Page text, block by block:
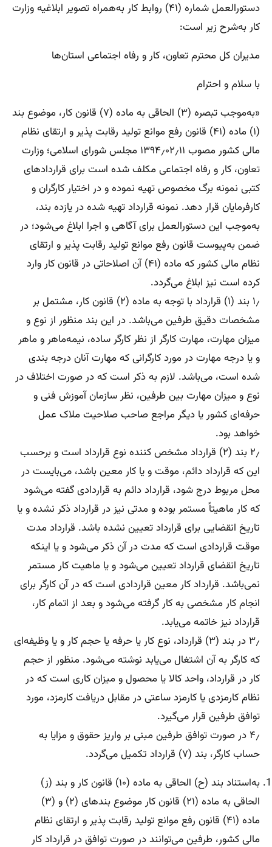
دستورالعمل شماره (۴۱) روابط کار به‌همراه تصویر ابلاغیه وزارت
کار به‌شرح زیر است:
مدیران کل محترم تعاون، کار و رفاه اجتماعی استان‌ها
با سلام و احترام
«به‌موجب تبصره (۳) الحاقی به ماده (۷) قانون کار، موضوع بند
(۱) ماده (۴۱) قانون رفع موانع تولید رقابت پذیر و ارتقای نظام
مالی کشور مصوب ۱۳۹۴٫۰۲٫۱۱ مجلس شورای اسلامی؛ وزارت
تعاون، کار و رفاه اجتماعی مکلف شده است برای قراردادهای
کتبی نمونه برگ مخصوص تهیه نموده و در اختیار کارگران و
کارفرمایان قرار دهد. نمونه قرارداد تهیه شده در یازده بند،
به‌موجب این دستورالعمل برای آگاهی و اجرا ابلاغ می‌شود؛ در
ضمن به‌پیوست قانون رفع موانع تولید رقابت پذیر و ارتقای
نظام مالی کشور که ماده (۴۱) آن اصلاحاتی در قانون کار وارد
کرده است نیز ابلاغ می‌گردد.
۱٫ بند (۱) قرارداد با توجه به ماده (۲) قانون کار، مشتمل بر
مشخصات دقیق طرفین می‌باشد. در این بند منظور از نوع و
میزان مهارت، مهارت کارگر از نظر کارگر ساده، نیمه‌ماهر و ماهر
و یا درجه مهارت در مورد کارگرانی که مهارت آنان درجه بندی
شده است، می‌باشد. لازم به ذکر است که در صورت اختلاف در
نوع و میزان مهارت بین طرفین، نظر سازمان آموزش فنی و
حرفه‌ای کشور یا دیگر مراجع صاحب صلاحیت ملاک عمل
خواهد بود.
۲٫ بند (۲) قرارداد مشخص کننده نوع قرارداد است و برحسب
این که قرارداد دائم، موقت و یا کار معین باشد، می‌بایست در
محل مربوط درج شود، قرارداد دائم به قراردادی گفته می‌شود
که کار ماهیتاً مستمر بوده و مدتی نیز در قرارداد ذکر نشده و یا
تاریخ انقضایی برای قرارداد تعیین نشده باشد. قرارداد مدت
موقت قراردادی است که مدت در آن ذکر می‌شود و یا اینکه
تاریخ انقضای قرارداد تعیین می‌شود و یا ماهیت کار مستمر
نمی‌باشد. قرارداد کار معین قراردادی است که در آن کارگر برای
انجام کار مشخصی به کار گرفته می‌شود و بعد از اتمام کار،
قرارداد نیز خاتمه می‌یابد.
۳٫ در بند (۳) قرارداد، نوع کار یا حرفه یا حجم کار و یا وظیفه‌ای
که کارگر به آن اشتغال می‌یابد نوشته می‌شود. منظور از حجم
کار در قرارداد، واحد کالا یا محصول و میزان کاری است که در
نظام کارمزدی یا کارمزد ساعتی در مقابل دریافت کارمزد، مورد
توافق طرفین قرار می‌گیرد.
۴٫ در صورت توافق طرفین مبنی بر واریز حقوق و مزایا به
حساب کارگر، بند (۷) قرارداد تکمیل می‌گردد.
به‌استناد بند (ح) الحاقی به ماده (۱۰) قانون کار و بند (ز)
الحاقی به ماده (۲۱) قانون کار موضوع بندهای (۲) و (۳)
ماده (۴۱) قانون رفع موانع تولید رقابت پذیر و ارتقای نظام
مالی کشور، طرفین می‌توانند در صورت توافق در قرارداد کار